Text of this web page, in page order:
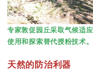
专家敦促园丘采取气候适
使用和探索替代授粉技术。
天然的防治利器